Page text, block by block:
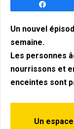
Un nouvel
semaine.
Les personnes
nourrissons et
enceintes sont
Un